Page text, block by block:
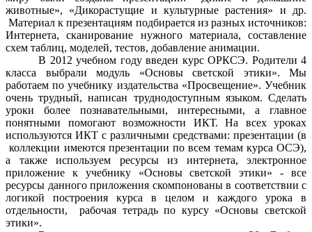
животные», «Дикорастущие и культурные растения» и др.
Материал к презентациям подбирается из разных источников:
Интернета, сканирование нужного материала, составление
схем таблиц, моделей, тестов, добавление анимации.
В 2012 учебном году введен курс ОРКСЭ. Родители 4
класса выбрали модуль «Основы светской этики». Мы
работаем по учебнику издательства «Просвещение». Учебник
очень трудный, написан труднодоступным языком. Сделать
уроки более познавательными, интересными, а главное
понятными помогают возможности ИКТ. На всех уроках
используются ИКТ с различными средствами: презентации (в
коллекции имеются презентации по всем темам курса ОСЭ),
а также используем ресурсы из интернета, электронное
приложение к учебнику «Основы светской этики» - все
ресурсы данного приложения скомпонованы в соответствии с
логикой построения курса в целом и каждого урока в
отдельности, рабочая тетрадь по курсу «Основы светской
этики».